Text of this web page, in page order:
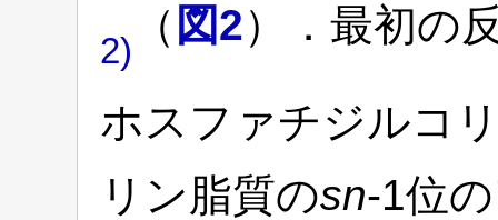
2)
（ 図2）．最初の
ホスファチジルコ
リン脂質のsn-1位